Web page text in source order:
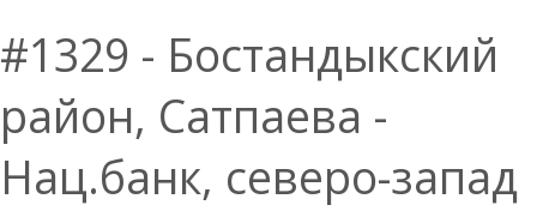
#1329 - Бостандыкский
район, Сатпаева -
Нац.банк, северо-запад